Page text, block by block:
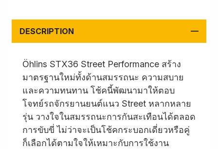
DESCRIPTION
Öhlins STX36 Street Performance สร้าง
มาตรฐานใหม่ทั้งด้านสมรรถนะ ความสบาย
และความทนทาน โช้คนี้พัฒนามาให้ตอบ
โจทย์รถจักรยานยนต์แนว Street หลากหลาย
รุ่น วางใจในสมรรถนะการกันสะเทือนได้ตลอด
การขับขี่ ไม่ว่าจะเป็นโช้คกระบอกเดี่ยวหรือคู่
ก็เลือกได้ตามใจให้เหมาะกับการใช้งาน